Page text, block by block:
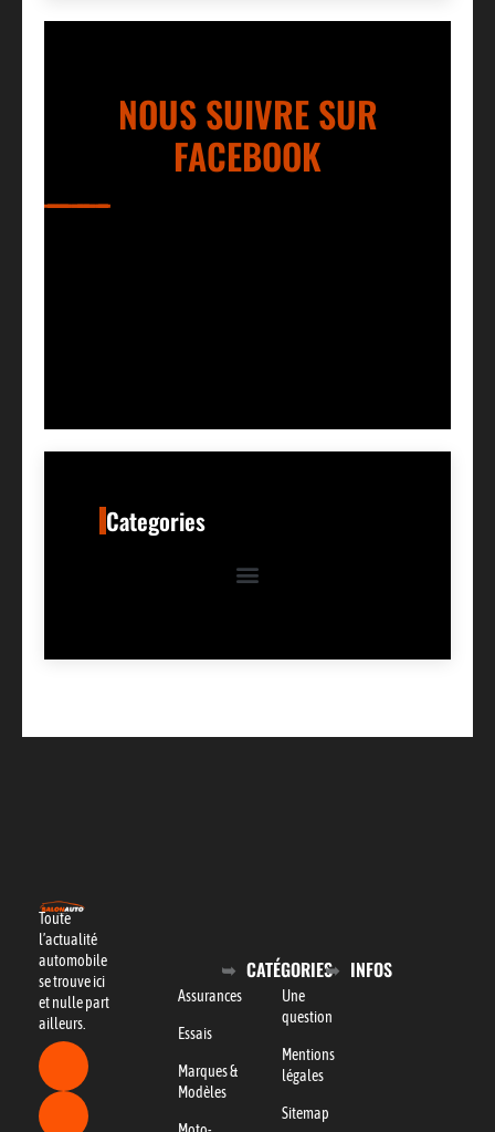
NOUS SUIVRE SUR
FACEBOOK
Categories
Toute
l’actualité
automobile
se trouve ici
et nulle part
ailleurs.
CATÉGORIES
Assurances
Essais
Marques &
Modèles
INFOS
Une
question
Mentions
légales
Sitemap